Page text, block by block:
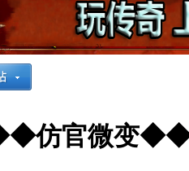
仿官微变